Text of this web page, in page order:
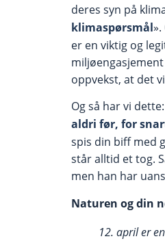
deres syn på
klimaspørsmål
er en viktig og
oppvekst, at det
Og så har vi
aldri før, for
spis din biff med
står alltid et tog.
men han har
Naturen og din
12. april er